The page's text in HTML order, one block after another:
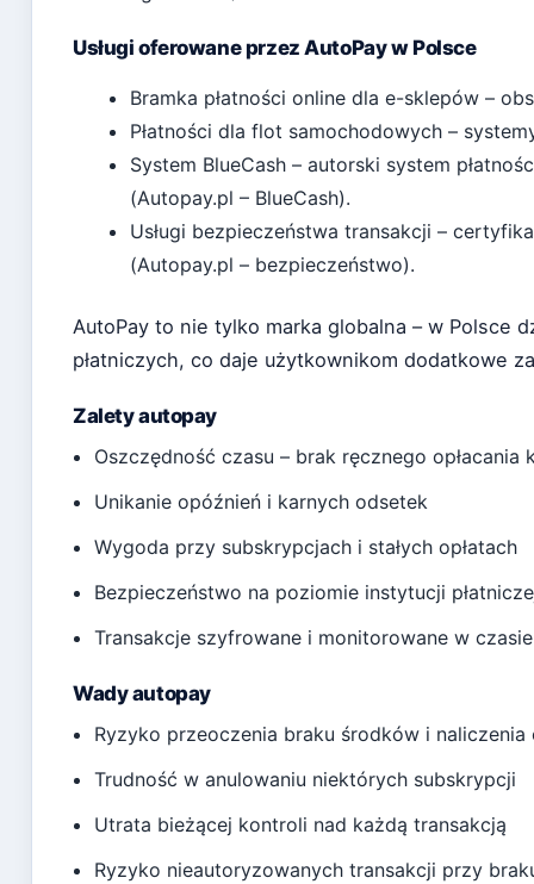
Usługi oferowane przez AutoPay w Polsce
Bramka płatności online dla e-sklepów –
Płatności dla flot samochodowych –
System BlueCash – autorski system
(Autopay.pl – BlueCash).
Usługi bezpieczeństwa transakcji –
(Autopay.pl – bezpieczeństwo).
AutoPay to nie tylko marka globalna – w Polsce
płatniczych, co daje użytkownikom dodatkowe
Zalety autopay
Oszczędność czasu – brak ręcznego opłacania
Unikanie opóźnień i karnych odsetek
Wygoda przy subskrypcjach i stałych opłatach
Bezpieczeństwo na poziomie instytucji
Transakcje szyfrowane i monitorowane w
Wady autopay
Ryzyko przeoczenia braku środków i naliczenia
Trudność w anulowaniu niektórych subskrypcji
Utrata bieżącej kontroli nad każdą transakcją
Ryzyko nieautoryzowanych transakcji przy